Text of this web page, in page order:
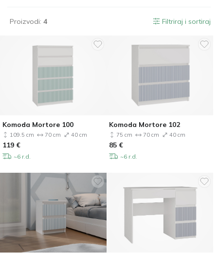
Proizvodi: 4 Filtriraj i sortiraj
Komoda Mortore 100
109.5 cm 70 cm 40 cm
119 €
~6 r.d.
Komoda Mortore 102
75 cm 70 cm 40 cm
85 €
~6 r.d.